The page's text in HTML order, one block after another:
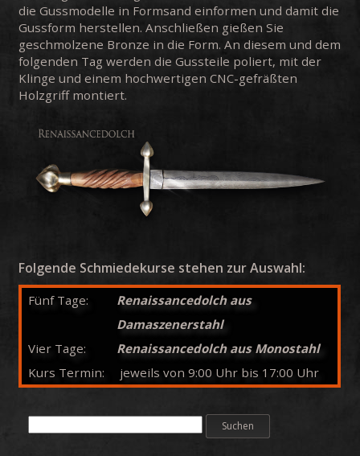
die Gussmodelle in Formsand einformen und damit die
Gussform herstellen. Anschließen gießen Sie
geschmolzene Bronze in die Form. An diesem und dem
folgenden Tag werden die Gussteile poliert, mit der
Klinge und einem hochwertigen CNC-gefräßten
Holzgriff montiert.
Folgende Schmiedekurse stehen zur Auswahl:
Fünf Tage:
Renaissancedolch aus
Damaszenerstahl
Vier Tage:
Renaissancedolch aus Monostahl
Kurs Termin:
jeweils von 9:00 Uhr bis 17:00 Uhr